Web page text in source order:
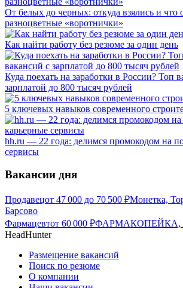
От белых до черных: откуда взялись и что
разноцветные «воротнички»
Как найти работу без резюме за один день
Куда поехать на заработки в России? Топ
зарплатой до 800 тысяч рублей
5 ключевых навыков современного
hh.ru — 22 года: делимся промокодом на
сервисы
Вакансии дня
Продавецот 47 000 до 70 500 ₽Монетка,
Барсово
Фармацевтот 60 000 ₽ФАРМАКОПЕЙКА,
HeadHunter
Размещение вакансий
Поиск по резюме
О компании